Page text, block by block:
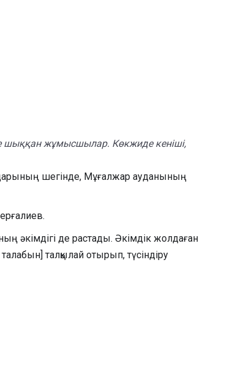
шыққан жұмысшылар. Көкжиде кеніші,
шегінде, Мұғалжар ауданының
әкімдігі де растады. Әкімдік жолдаған
талқылай отырып, түсіндіру